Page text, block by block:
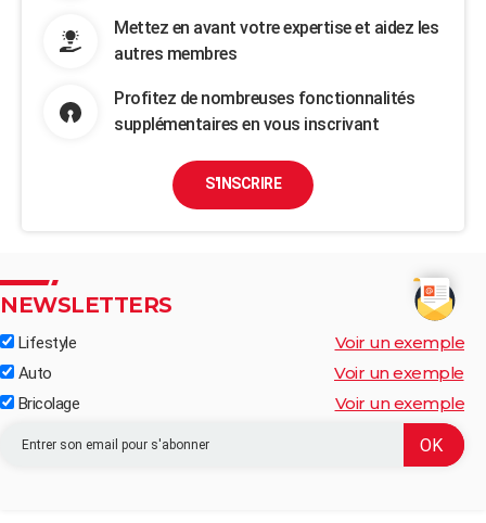
Mettez en avant votre expertise et aidez les
autres membres
Profitez de nombreuses fonctionnalités
supplémentaires en vous inscrivant
S'INSCRIRE
NEWSLETTERS
Lifestyle Voir un exemple
Auto Voir un exemple
Bricolage Voir un exemple